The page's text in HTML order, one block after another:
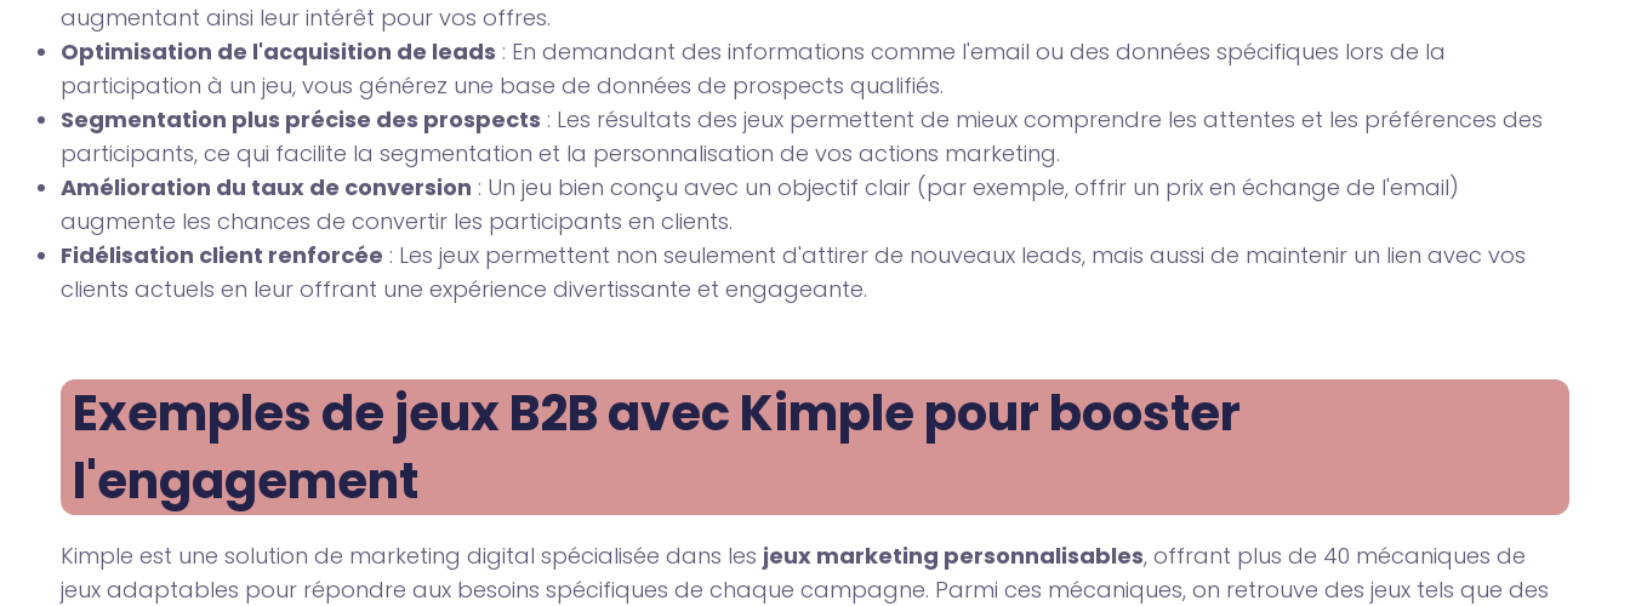
augmentant ainsi leur intérêt pour vos offres.
Optimisation de l'acquisition de leads : En demandant des informations comme l'email ou des données spécifiques lors de la
participation à un jeu, vous générez une base de données de prospects qualifiés.
Segmentation plus précise des prospects : Les résultats des jeux permettent de mieux comprendre les attentes et les préférences des
participants, ce qui facilite la segmentation et la personnalisation de vos actions marketing.
Amélioration du taux de conversion : Un jeu bien conçu avec un objectif clair (par exemple, offrir un prix en échange de l'email)
augmente les chances de convertir les participants en clients.
Fidélisation client renforcée : Les jeux permettent non seulement d'attirer de nouveaux leads, mais aussi de maintenir un lien avec vos
clients actuels en leur offrant une expérience divertissante et engageante.
Exemples de jeux B2B avec Kimple pour booster
l'engagement
Kimple est une solution de marketing digital spécialisée dans les jeux marketing personnalisables, offrant plus de 40 mécaniques de
jeux adaptables pour répondre aux besoins spécifiques de chaque campagne. Parmi ces mécaniques, on retrouve des jeux tels que des